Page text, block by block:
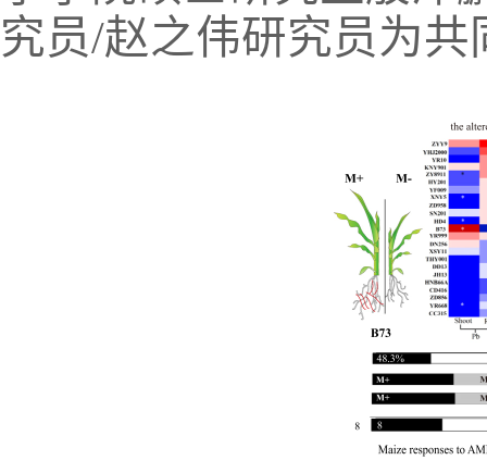
究员/赵之伟研究员为共